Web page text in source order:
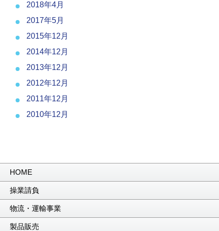
2018年4月
2017年5月
2015年12月
2014年12月
2013年12月
2012年12月
2011年12月
2010年12月
HOME
操業請負
物流・運輸事業
製品販売